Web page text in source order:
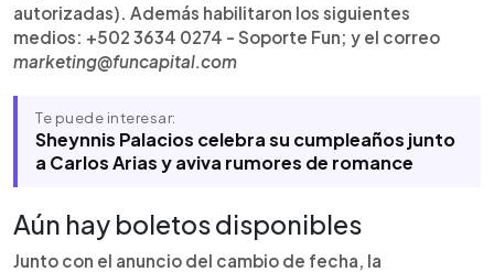
autorizadas). Además habilitaron los siguientes
medios: +502 3634 0274 - Soporte Fun; y el correo
marketing@funcapital.com
Te puede interesar:
Sheynnis Palacios celebra su cumpleaños junto
a Carlos Arias y aviva rumores de romance
Aún hay boletos disponibles
Junto con el anuncio del cambio de fecha, la